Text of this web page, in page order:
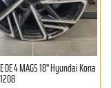
DE 4 MAGS 18'' Hyundai Kona